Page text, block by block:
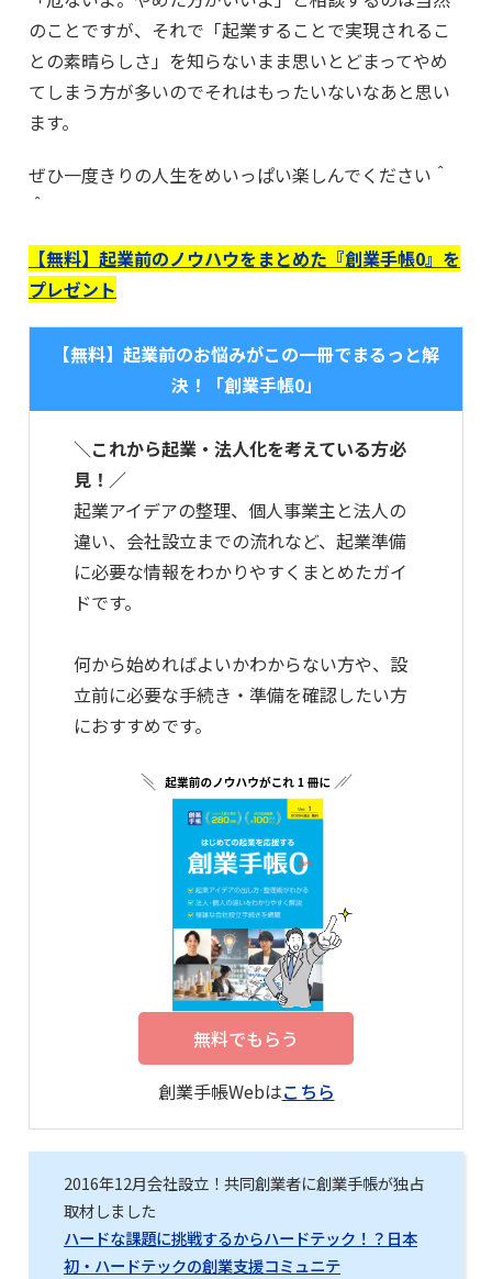
のことですが、それで「起業することで実現されるこ
との素晴らしさ」を知らないまま思いとどまってやめ
てしまう方が多いのでそれはもったいないなあと思い
ます。
ぜひ一度きりの人生をめいっぱい楽しんでください＾
＾
【無料】起業前のノウハウをまとめた『創業手帳0』を
プレゼント
【無料】起業前のお悩みがこの一冊でまるっと解
決！「創業手帳0」
＼これから起業・法人化を考えている方必
見！／
起業アイデアの整理、個人事業主と法人の
違い、会社設立までの流れなど、起業準備
に必要な情報をわかりやすくまとめたガイ
ドです。
何から始めればよいかわからない方や、設
立前に必要な手続き・準備を確認したい方
におすすめです。
無料でもらう
創業手帳Webはこちら
2016年12月会社設立！共同創業者に創業手帳が独占
取材しました
ハードな課題に挑戦するからハードテック！？日本
初・ハードテックの創業支援コミュニテ